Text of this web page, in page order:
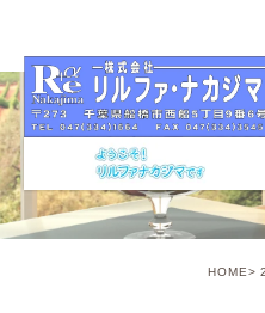
Month:
HOME